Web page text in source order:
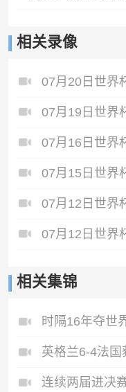
相关录像
07月20日世界
07月19日世界
07月15日世界
相关集锦